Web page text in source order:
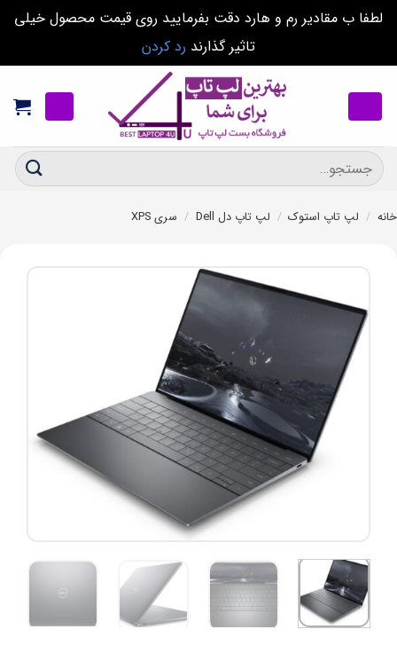
لطفا ب مقادیر رم و هارد دقت بفرمایید روی قیمت محصول خیلی
تاثیر گذارند رد کردن
content
جستجو
برای:
خانه / لپ تاپ استوک / لپ تاپ دل Dell / سری XPS